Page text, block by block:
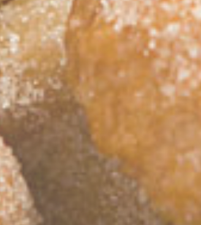
Diu, 09
05:00
Diu, 09
33°
Diu, 09